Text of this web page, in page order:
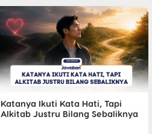
Katanya Ikuti Kata Hati, Tapi
Alkitab Justru Bilang Sebaliknya